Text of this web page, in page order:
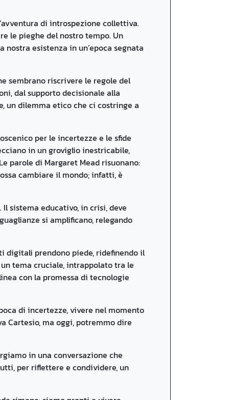
di introspezione collettiva.
le pieghe del nostro tempo. Un
esistenza in un’epoca segnata
sembrano riscrivere le regole del
dal supporto decisionale alla
un dilemma etico che ci costringe a
per le incertezze e le sfide
in un groviglio inestricabile,
parole di Margaret Mead risuonano:
cambiare il mondo; infatti, è
sistema educativo, in crisi, deve
si amplificano, relegando
digitali prendono piede, ridefinendo il
tema cruciale, intrappolato tra le
con la promessa di tecnologie
di incertezze, vivere nel momento
Cartesio, ma oggi, potremmo dire
in una conversazione che
per riflettere e condividere, un